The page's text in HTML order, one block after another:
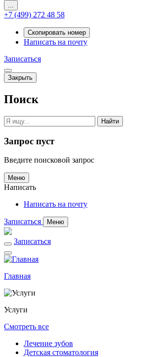
...
+7 (499) 272 48 58
Скопировать номер
Написать на почту
Записаться
Закрыть
Поиск
Найти
Запрос пуст
Введите поисковой запрос
Меню
Написать
Написать на почту
Записаться Меню
Записаться
Главная
Услуги
Смотреть все
Лечение зубов
Детская стоматология